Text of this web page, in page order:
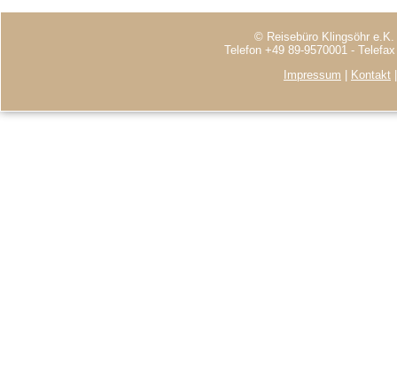
© Reisebüro Klingsöhr
Telefon +49 89-9570001 -
Impressum
Kontakt